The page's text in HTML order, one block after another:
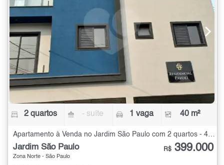
2 quartos - suíte 1 vaga 40 m²
Apartamento à Venda no Jardim São Paulo com 2 quartos - 40 m²
Jardim São Paulo
Zona Norte - São Paulo
R$ 399.000